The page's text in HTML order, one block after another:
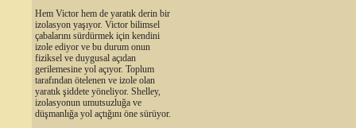
Hem Victor hem de yaratık derin bir
izolasyon yaşıyor. Victor bilimsel
çabalarını sürdürmek için kendini
izole ediyor ve bu durum onun
fiziksel ve duygusal açıdan
gerilemesine yol açıyor. Toplum
tarafından ötelenen ve izole olan
yaratık şiddete yöneliyor. Shelley,
izolasyonun umutsuzluğa ve
düşmanlığa yol açtığını öne sürüyor.